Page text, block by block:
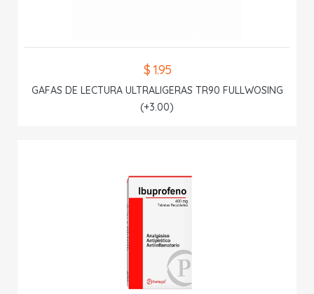
$ 1.95
GAFAS DE LECTURA ULTRALIGERAS TR90 FULLWOSING
(+3.00)